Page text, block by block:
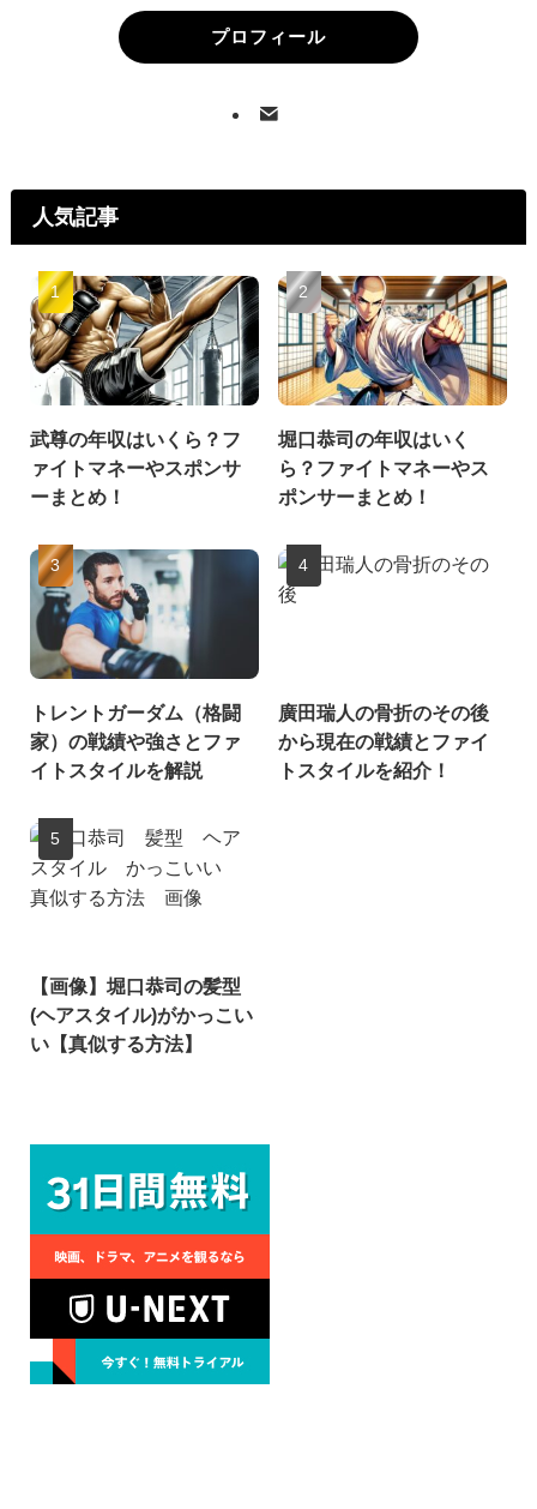
プロフィール
人気記事
武尊の年収はいくら？フ
ァイトマネーやスポンサ
ーまとめ！
堀口恭司の年収はいく
ら？ファイトマネーやス
ポンサーまとめ！
トレントガーダム（格闘
家）の戦績や強さとファ
イトスタイルを解説
廣田瑞人の骨折のその後
から現在の戦績とファイ
トスタイルを紹介！
【画像】堀口恭司の髪型
(ヘアスタイル)がかっこい
い【真似する方法】